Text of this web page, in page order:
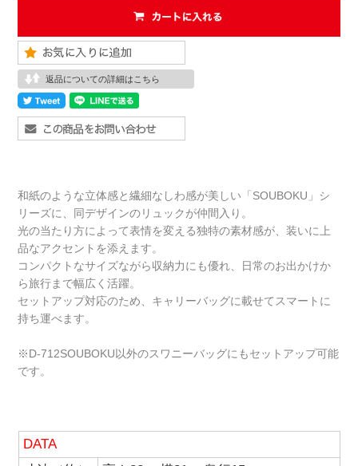
返品についての詳細はこちら
和紙のような立体感と繊細なしわ感が美しい「SOUBOKU」シ
リーズに、同デザインのリュックが仲間入り。
光の当たり方によって表情を変える独特の素材感が、装いに上
品なアクセントを添えます。
コンパクトなサイズながら収納力にも優れ、日常のお出かけか
ら旅行まで幅広く活躍。
セットアップ対応のため、キャリーバッグに載せてスマートに
持ち運べます。
※D-712SOUBOKU以外のスワニーバッグにもセットアップ可能
です。
DATA